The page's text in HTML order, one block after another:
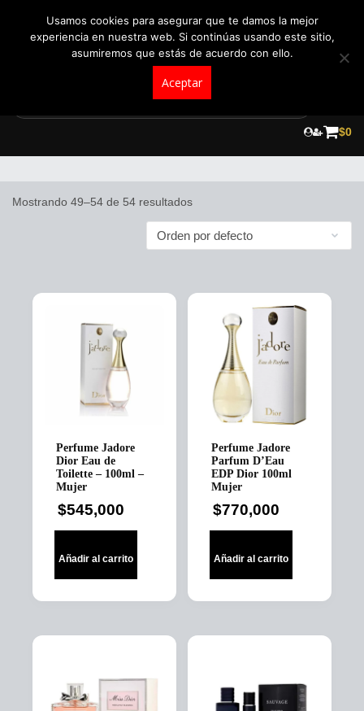
$0
Mostrando 49–54 de 54 resultados
Perfume Jadore
Dior Eau de
Toilette – 100ml –
Mujer
$545,000
Añadir al carrito
Perfume Jadore
Parfum D’Eau
EDP Dior 100ml
Mujer
$770,000
Añadir al carrito
Usamos cookies para asegurar que te damos la mejor
experiencia en nuestra web. Si continúas usando este sitio,
asumiremos que estás de acuerdo con ello.
Aceptar